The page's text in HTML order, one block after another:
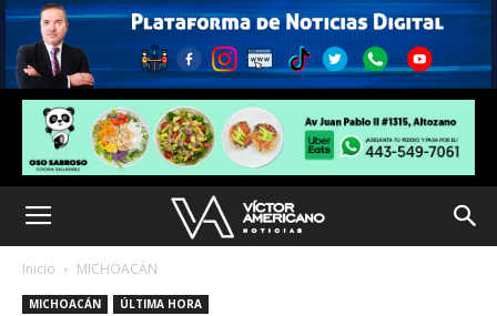
Inicio MICHOACÁN
MICHOACÁN ÚLTIMA HORA